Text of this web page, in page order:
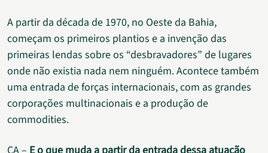
A partir da década de 1970, no Oeste da Bahia,
começam os primeiros plantios e a invenção das
primeiras lendas sobre os “desbravadores” de lugares
onde não existia nada nem ninguém. Acontece também
uma entrada de forças internacionais, com as grandes
corporações multinacionais e a produção de
commodities.